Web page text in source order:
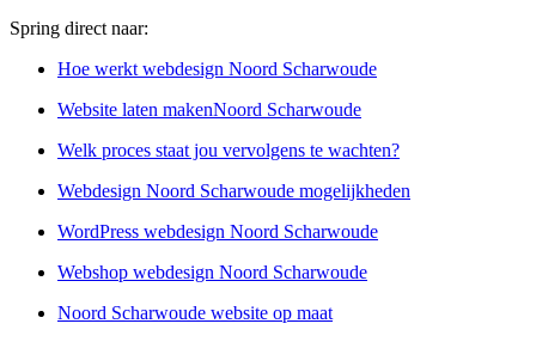
Spring direct naar:
Hoe werkt webdesign Noord Scharwoude
Website laten makenNoord Scharwoude
Welk proces staat jou vervolgens te wachten?
Webdesign Noord Scharwoude mogelijkheden
WordPress webdesign Noord Scharwoude
Webshop webdesign Noord Scharwoude
Noord Scharwoude website op maat